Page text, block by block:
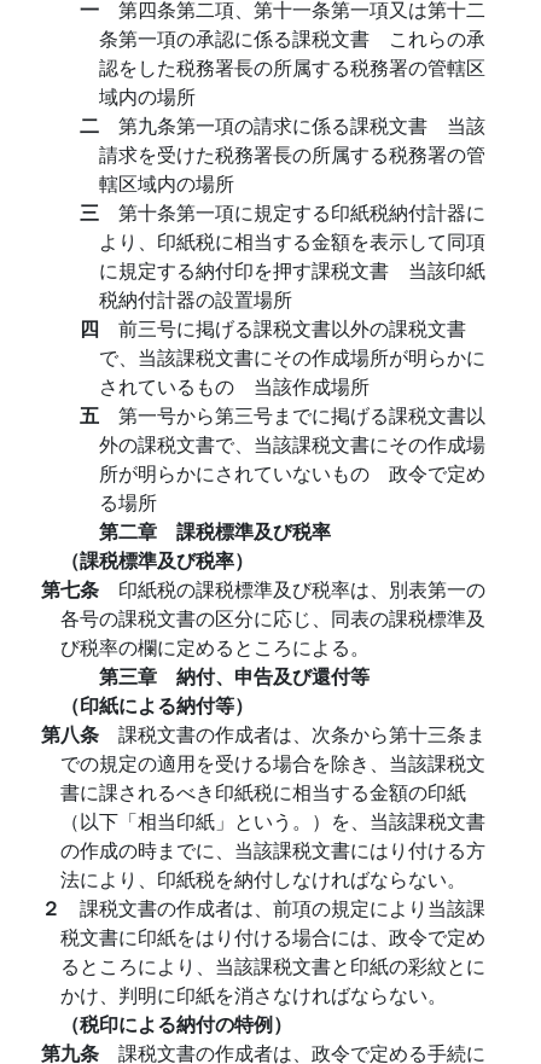
一 第四条第二項、第十一条第一項又は第十二
条第一項の承認に係る課税文書 これらの承
認をした税務署長の所属する税務署の管轄区
域内の場所
二 第九条第一項の請求に係る課税文書 当該
請求を受けた税務署長の所属する税務署の管
轄区域内の場所
三 第十条第一項に規定する印紙税納付計器に
より、印紙税に相当する金額を表示して同項
に規定する納付印を押す課税文書 当該印紙
税納付計器の設置場所
四 前三号に掲げる課税文書以外の課税文書
で、当該課税文書にその作成場所が明らかに
されているもの 当該作成場所
五 第一号から第三号までに掲げる課税文書以
外の課税文書で、当該課税文書にその作成場
所が明らかにされていないもの 政令で定め
る場所
第二章 課税標準及び税率
（課税標準及び税率）
第七条 印紙税の課税標準及び税率は、別表第一の
各号の課税文書の区分に応じ、同表の課税標準及
び税率の欄に定めるところによる。
第三章 納付、申告及び還付等
（印紙による納付等）
第八条 課税文書の作成者は、次条から第十三条ま
での規定の適用を受ける場合を除き、当該課税文
書に課されるべき印紙税に相当する金額の印紙
（以下「相当印紙」という。）を、当該課税文書
の作成の時までに、当該課税文書にはり付ける方
法により、印紙税を納付しなければならない。
２ 課税文書の作成者は、前項の規定により当該課
税文書に印紙をはり付ける場合には、政令で定め
るところにより、当該課税文書と印紙の彩紋とに
かけ、判明に印紙を消さなければならない。
（税印による納付の特例）
第九条 課税文書の作成者は、政令で定める手続に